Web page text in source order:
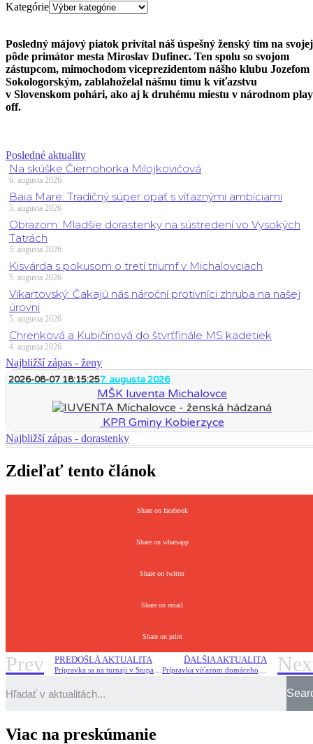
Kategórie
Posledný májový piatok privítal náš úspešný ženský tím na svojej
pôde primátor mesta Miroslav Dufinec. Ten spolu so svojom
zástupcom, mimochodom viceprezidentom nášho klubu Jozefom
Sokologorským, zablahoželal nášmu tímu k víťazstvu
v Slovenskom pohári, ako aj k druhému miestu v národnom
off.
Posledné aktuality
Na skúške Čiernohorka Milojkovičová
6. augusta 2026
Baia Mare: Tradičný súper opäť s víťaznými ambíciami
5. augusta 2026
Obrazom: Mladšie dorastenky na sústredení vo Vysokých
Tatrách
5. augusta 2026
Kisvárda s pokusom o tretí triumf v Michalovciach
5. augusta 2026
Vikartovský: Čakajú nás nároční protivníci zhruba na našej
úrovni
5. augusta 2026
Chrenková a Kubičinová do štvrťfinále MS kadetiek
4. augusta 2026
Najbližší zápas - ženy
2026-08-07 18:15:257. augusta 2026
MŠK Iuventa Michalovce
KPR Gminy Kobierzyce
Najbližší zápas - dorastenky
Zdieľať tento článok
Share on facebook
Share on whatsapp
Share on twitter
Share on email
Share on print
Prev PREDOŠLÁ AKTUALITA ĎALŠIA AKTUALITA
Viac na preskúmanie